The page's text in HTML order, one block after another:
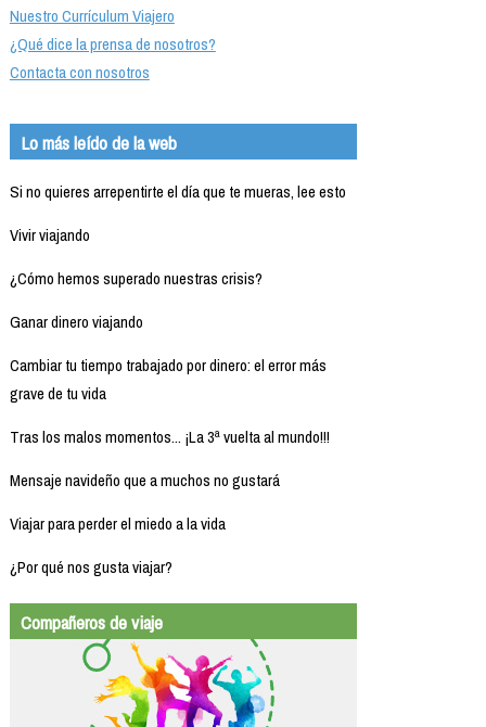
Nuestro Currículum Viajero
¿Qué dice la prensa de nosotros?
Contacta con nosotros
Lo más leído de la web
Si no quieres arrepentirte el día que te mueras, lee esto
Vivir viajando
¿Cómo hemos superado nuestras crisis?
Ganar dinero viajando
Cambiar tu tiempo trabajado por dinero: el error más
grave de tu vida
Tras los malos momentos... ¡La 3ª vuelta al mundo!!!
Mensaje navideño que a muchos no gustará
Viajar para perder el miedo a la vida
¿Por qué nos gusta viajar?
Compañeros de viaje